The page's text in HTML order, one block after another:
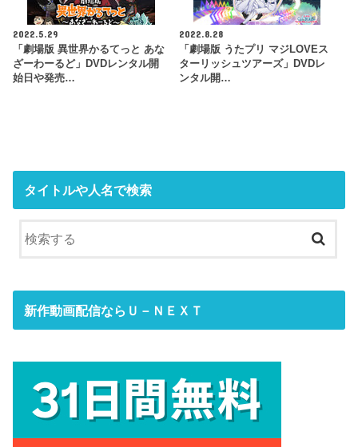
2022.5.29
「劇場版 異世界かるてっと あな
ざーわーるど」DVDレンタル開
始日や発売…
2022.8.28
「劇場版 うたプリ マジLOVEス
ターリッシュツアーズ」DVDレ
ンタル開…
タイトルや人名で検索
新作動画配信ならＵ－ＮＥＸＴ